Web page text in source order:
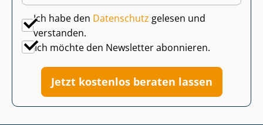
Ich habe den Datenschutz gelesen und
verstanden.
Ich möchte den Newsletter abonnieren.
Jetzt kostenlos beraten lassen